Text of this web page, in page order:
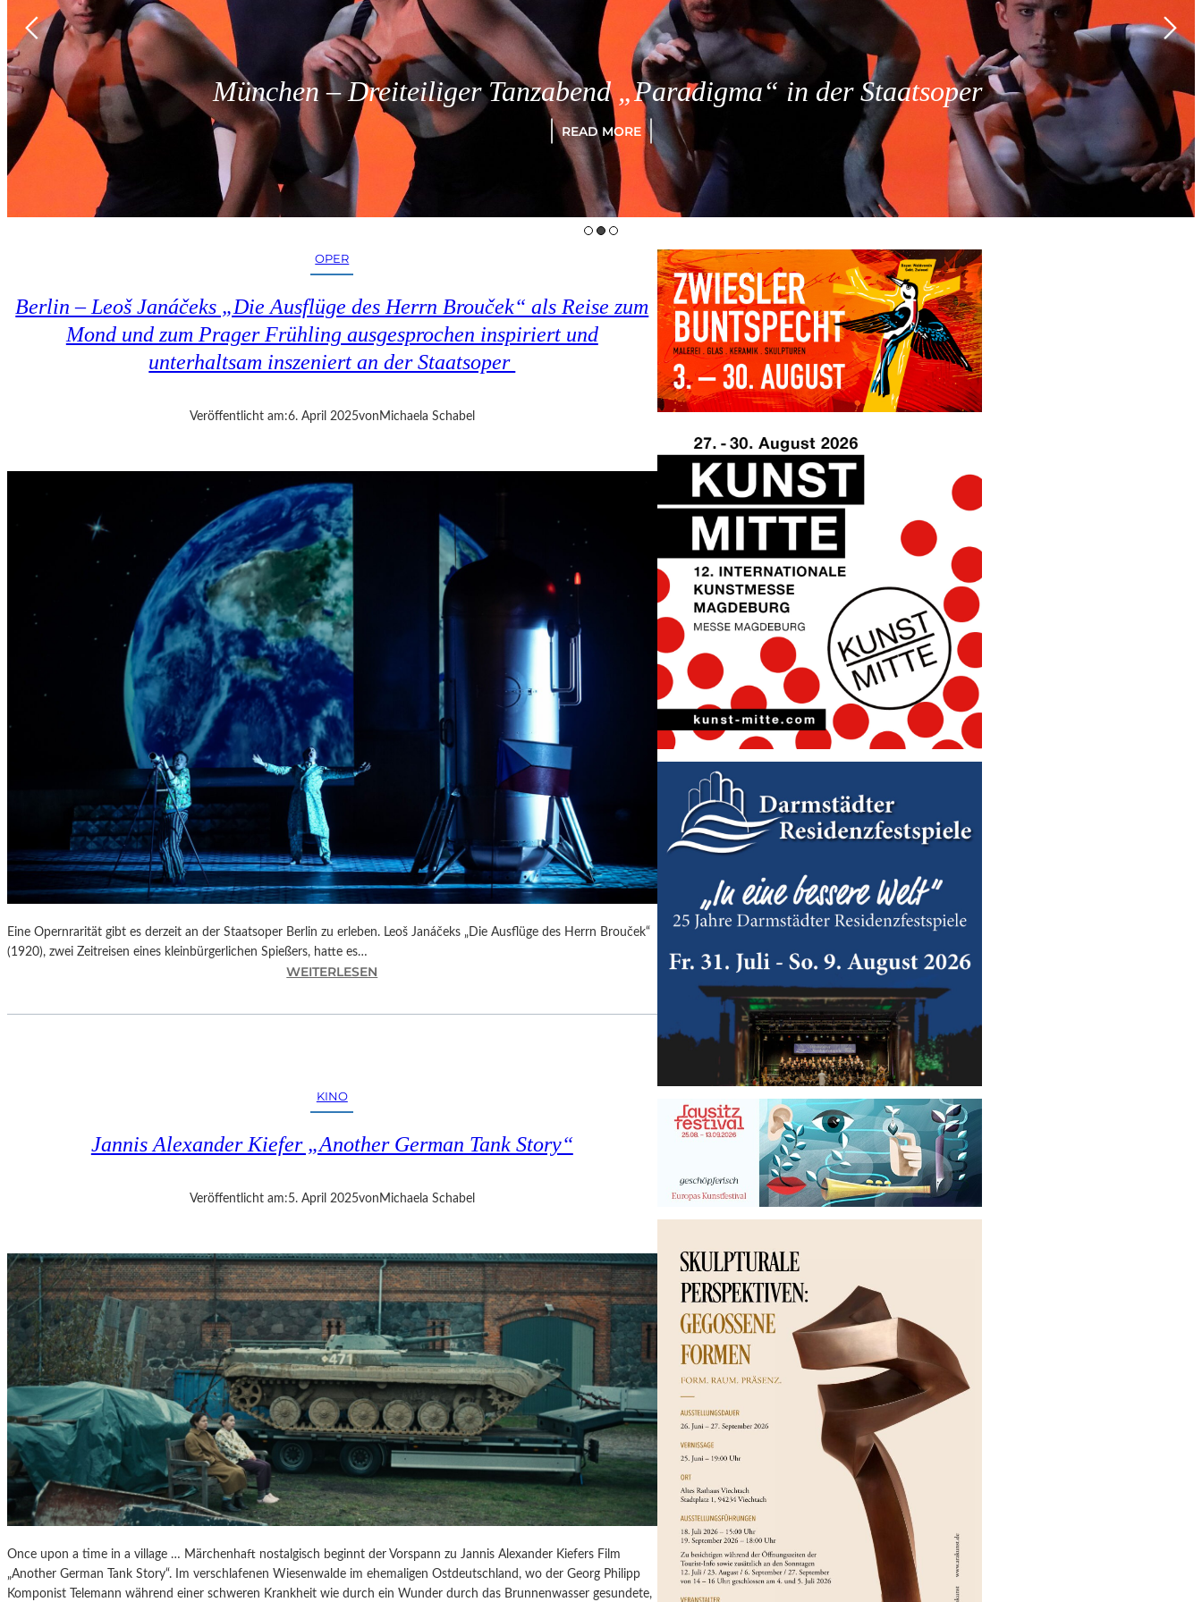
München – Dreiteiliger Tanzabend „Paradigma“ in der Staatsoper
READ MORE
OPER
Berlin – Leoš Janáčeks „Die Ausflüge des Herrn Brouček“ als Reise zum
Mond und zum Prager Frühling ausgesprochen inspiriert und
unterhaltsam inszeniert an der Staatsoper
Veröffentlicht am:6. April 2025von Michaela Schabel
Eine Opernrarität gibt es derzeit an der Staatsoper Berlin zu erleben. Leoš Janáčeks „Die Ausflüge des Herrn Brouček“
(1920), zwei Zeitreisen eines kleinbürgerlichen Spießers, hatte es…
WEITERLESEN
E
E
J
Á
Č
E
K
S
„
D
I
E
A
U
S
F
L
G
E
KINO
Jannis Alexander Kiefer „Another German Tank Story“
Veröffentlicht am:5. April 2025von Michaela Schabel
Once upon a time in a village … Märchenhaft nostalgisch beginnt der Vorspann zu Jannis Alexander Kiefers Film
„Another German Tank Story“. Im verschlafenen Wiesenwalde im ehemaligen Ostdeutschland, wo der Georg Philipp
Komponist Telemann während einer schweren Krankheit wie durch ein Wunder durch das Brunnenwasser gesundete,